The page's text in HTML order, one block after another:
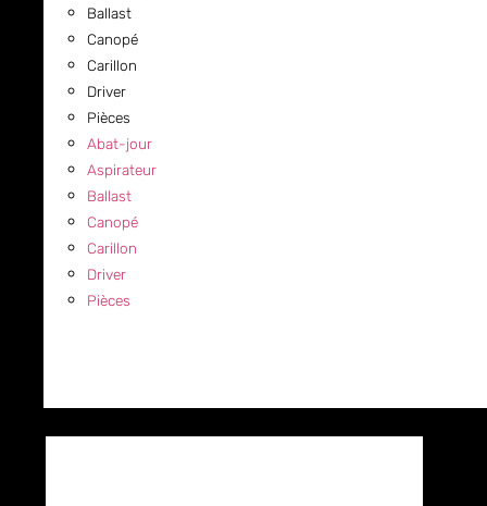
Ballast
Canopé
Carillon
Driver
Pièces
Abat-jour
Aspirateur
Ballast
Canopé
Carillon
Driver
Pièces